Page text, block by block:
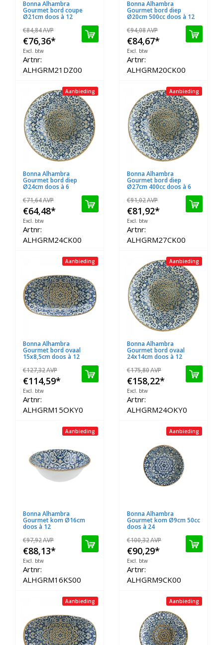
Bonna Alhambra
Gourmet bord coupe
Ø21cm doos à 12
€84,84AVP
€76,36*
Excl. btw
Artnr:
ALHGRM21DZ00
Bonna Alhambra
Gourmet bord diep
Ø20cm 500cc doos à 12
€94,08AVP
€84,67*
Excl. btw
Artnr:
ALHGRM20CK00
Aanbieding
Bonna Alhambra
Gourmet bord diep
Ø24cm doos à 6
€71,64AVP
€64,48*
Excl. btw
Artnr:
ALHGRM24CK00
Aanbieding
Bonna Alhambra
Gourmet bord diep
Ø27cm 400cc doos à 6
€91,02AVP
€81,92*
Excl. btw
Artnr:
ALHGRM27CK00
Aanbieding
Bonna Alhambra
Gourmet bord ovaal
15x8,5cm doos à 12
€127,32AVP
€114,59*
Excl. btw
Artnr:
ALHGRM15OKY0
Aanbieding
Bonna Alhambra
Gourmet bord ovaal
24x14cm doos à 12
€175,80AVP
€158,22*
Excl. btw
Artnr:
ALHGRM24OKY0
Aanbieding
Bonna Alhambra
Gourmet kom Ø16cm
doos à 12
€97,92AVP
€88,13*
Excl. btw
Artnr:
ALHGRM16KS00
Aanbieding
Bonna Alhambra
Gourmet kom Ø9cm 50cc
doos à 24
€100,32AVP
€90,29*
Excl. btw
Artnr:
ALHGRM9CK00
Aanbieding Aanbieding